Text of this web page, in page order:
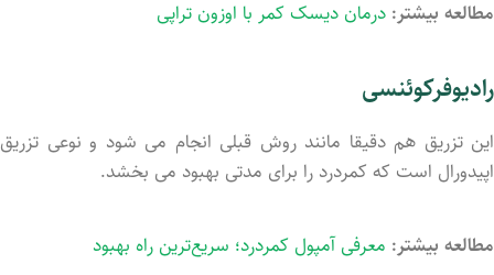
مطالعه بیشتر: درمان دیسک کمر با اوزون تراپی
رادیوفرکوئنسی
این تزریق هم دقیقا مانند روش قبلی انجام می شود و نوعی تزریق
اپیدورال است که کمردرد را برای مدتی بهبود می بخشد.
مطالعه بیشتر: معرفی آمپول کمردرد؛ سریع‌ترین راه بهبود